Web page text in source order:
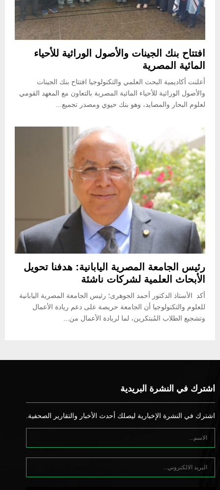
افتتاح بنك الجينات والأصول الوراثية للأحياء
المائية المصرية
أعلنت أكاديمية البحث العلمي والتكنولوجيا افتتاح بنك الجينات
والأصول الوراثية للأحياء المائية المصرية بالتعاون مع المعهد القومي
لعلوم البحار والمصايد، وهو بنك حيوي ومصدر تجميع...
رئيس الجامعة المصرية اليابانية: هدفنا تحويل
الأبحاث العلمية لشركات ناشئة
أكد الأستاذ الدكتور أحمد الجوهرى؛ رئيس الجامعة المصرية اليابانية
للعلوم والتكنولوجيا أن الجامعة حريصة على دعم ريادة الأعمال
وتشجيع الطلاب المُبتكرين، لما لريادة الأعمال من...
اشترك في النشرة البريدية
اشترك في النشرة الإخبارية ليصلك أحدث الأخبار والتقارير الصحفية.